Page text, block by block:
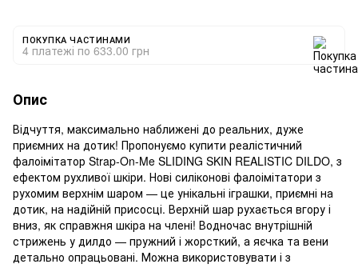
ПОКУПКА ЧАСТИНАМИ
4 платежі по 633.00 грн
Опис
Відчуття, максимально наближені до реальних, дуже
приємних на дотик! Пропонуємо купити реалістичний
фалоімітатор Strap-On-Me SLIDING SKIN REALISTIC DILDO, з
ефектом рухливої шкіри. Нові силіконові фалоімітатори з
рухомим верхнім шаром — це унікальні іграшки, приємні на
дотик, на надійній присосці. Верхній шар рухається вгору і
вниз, як справжня шкіра на члені! Водночас внутрішній
стрижень у дилдо — пружний і жорсткий, а яєчка та вени
детально опрацьовані. Можна використовувати і з